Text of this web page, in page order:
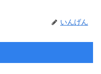
いんげん